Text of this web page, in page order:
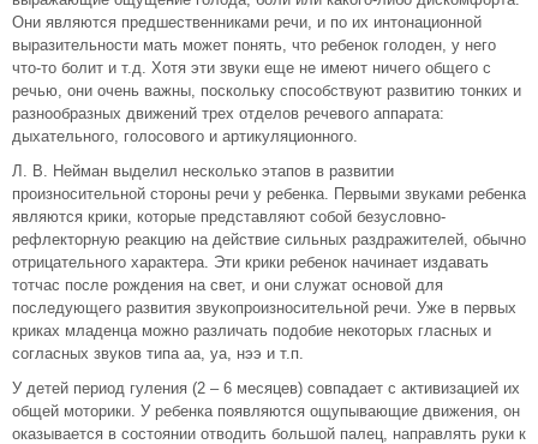
Они являются предшественниками речи, и по их интонационной
выразительности мать может понять, что ребенок голоден, у него
что-то болит и т.д. Хотя эти звуки еще не имеют ничего общего с
речью, они очень важны, поскольку способствуют развитию тонких и
разнообразных движений трех отделов речевого аппарата:
дыхательного, голосового и артикуляционного.
Л. В. Нейман выделил несколько этапов в развитии
произносительной стороны речи у ребенка. Первыми звуками ребенка
являются крики, которые представляют собой безусловно-
рефлекторную реакцию на действие сильных раздражителей, обычно
отрицательного характера. Эти крики ребенок начинает издавать
тотчас после рождения на свет, и они служат основой для
последующего развития звукопроизносительной речи. Уже в первых
криках младенца можно различать подобие некоторых гласных и
согласных звуков типа аа, уа, нээ и т.п.
У детей период гуления (2 – 6 месяцев) совпадает с активизацией их
общей моторики. У ребенка появляются ощупывающие движения, он
оказывается в состоянии отводить большой палец, направлять руки к